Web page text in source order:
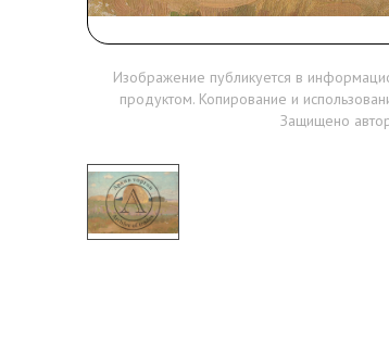
Изображение публикуется в
продуктом. Копирование и
Защищено